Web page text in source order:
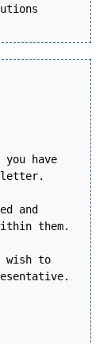
have
letter.
and
them.
wish to